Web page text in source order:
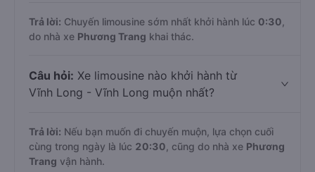
Trả lời: Chuyến limousine sớm nhất khởi hành lúc 0:30
do nhà xe Phương Trang khai thác.
Câu hỏi: Xe limousine nào khởi hành từ
Vĩnh Long - Vĩnh Long muộn nhất?
Trả lời: Nếu bạn muốn đi chuyến muộn, lựa chọn cuối
cùng trong ngày là lúc 20:30 , cũng do nhà xe Phương
Trang vận hành.